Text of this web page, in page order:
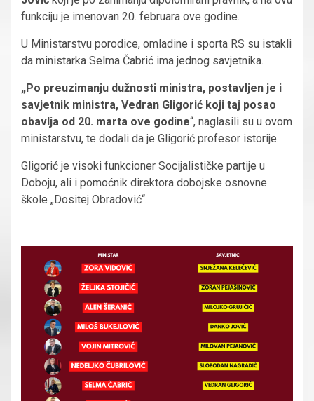
funkciju je imenovan 20. februara ove godine.
U Ministarstvu porodice, omladine i sporta RS su istakli
da ministarka Selma Čabrić ima jednog savjetnika.
„Po preuzimanju dužnosti ministra, postavljen je i
savjetnik ministra, Vedran Gligorić koji taj posao
obavlja od 20. marta ove godine“, naglasili su u ovom
ministarstvu, te dodali da je Gligorić profesor istorije.
Gligorić je visoki funkcioner Socijalističke partije u
Doboju, ali i pomoćnik direktora dobojske osnovne
škole „Dositej Obradović“.